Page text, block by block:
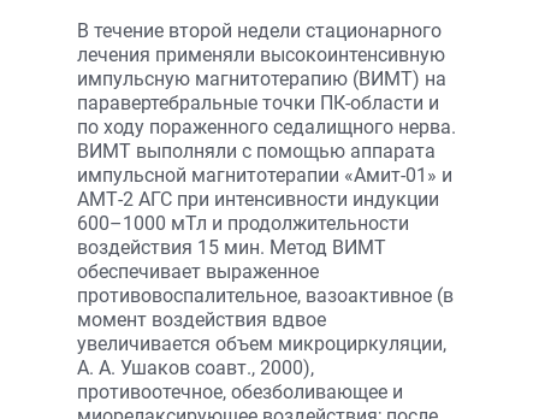
В течение второй недели стационарного
лечения применяли высокоинтенсивную
импульсную магнитотерапию (ВИМТ) на
паравертебральные точки ПК-области и
по ходу пораженного седалищного нерва.
ВИМТ выполняли с помощью аппарата
импульсной магнитотерапии «Амит-01» и
АМТ-2 АГС при интенсивности индукции
600–1000 мТл и продолжительности
воздействия 15 мин. Метод ВИМТ
обеспечивает выраженное
противовоспалительное, вазоактивное (в
момент воздействия вдвое
увеличивается объем микроциркуляции,
А. А. Ушаков соавт., 2000),
противоотечное, обезболивающее и